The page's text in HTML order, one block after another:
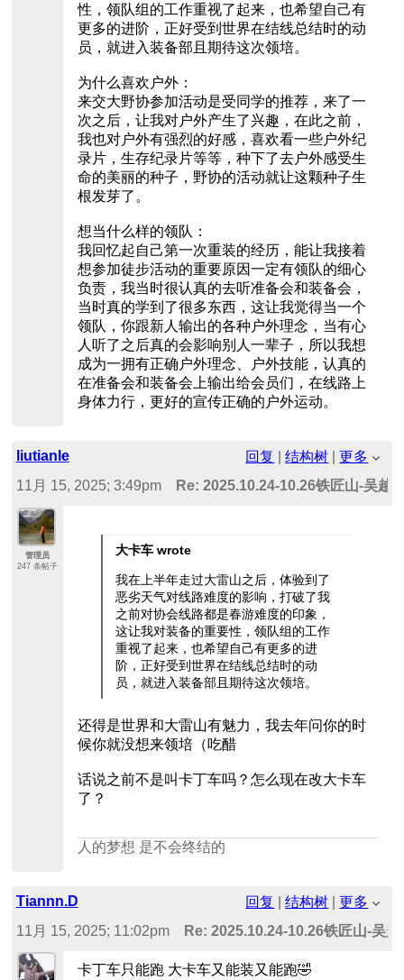
性，领队组的工作重视了起来，也希望自己有
更多的进阶，正好受到世界在结线总结时的动
员，就进入装备部且期待这次领培。
为什么喜欢户外：
来交大野协参加活动是受同学的推荐，来了一
次之后，让我对户外产生了兴趣，在此之前，
我也对户外有强烈的好感，喜欢看一些户外纪
录片，生存纪录片等等，种下了去户外感受生
命的美丽的种子，野协的活动就让这颗种子生
根发芽了。
想当什么样的领队：
我回忆起自己第一次重装的经历，能让我接着
想参加徒步活动的重要原因一定有领队的细心
负责，我当时很认真的去听准备会和装备会，
当时真的学到了很多东西，这让我觉得当一个
领队，你跟新人输出的各种户外理念，当有心
人听了之后真的会影响别人一辈子，所以我想
成为一拥有正确户外理念、户外技能，认真的
在准备会和装备会上输出给会员们，在线路上
身体力行，更好的宣传正确的户外运动。
liutianle 回复 |结构树 |更多
11月 15, 2025; 3:49pm
Re: 2025.10.24-10.26铁匠山-吴越
管理员
247 条帖子
大卡车 wrote
我在上半年走过大雷山之后，体验到了
恶劣天气对线路难度的影响，打破了我
之前对协会线路都是春游难度的印象，
这让我对装备的重要性，领队组的工作
重视了起来，也希望自己有更多的进
阶，正好受到世界在结线总结时的动
员，就进入装备部且期待这次领培。
还得是世界和大雷山有魅力，我去年问你的时
候你就没想来领培（吃醋
话说之前不是叫卡丁车吗？怎么现在改大卡车
了？
人的梦想 是不会终结的
Tiannn.D 回复 |结构树 |更多
11月 15, 2025; 11:02pm
Re: 2025.10.24-10.26铁匠山-吴
卡丁车只能跑 大卡车又能装又能跑🤣